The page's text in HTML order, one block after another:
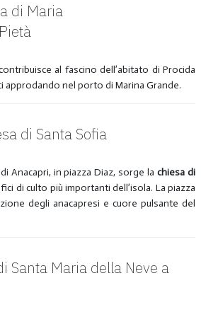
di Maria
al fascino dell’abitato di Procida
approdando nel porto di Marina Grande.
di Santa Sofia
Anacapri, in piazza Diaz, sorge lachiesa di
di culto più importanti dell’isola. La piazza
degli anacapresi e cuore pulsante del
Santa Maria della Neve a